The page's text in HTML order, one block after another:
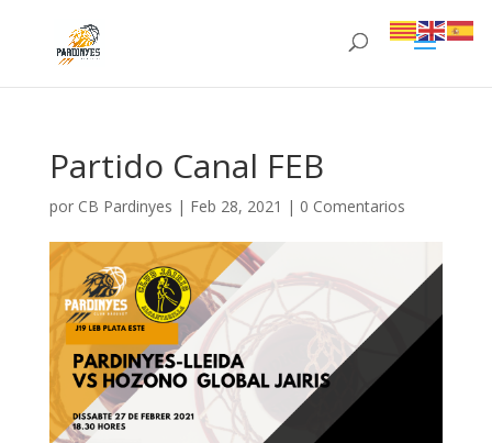
Partido Canal FEB
por CB Pardinyes | Feb 28, 2021 | 0 Comentarios